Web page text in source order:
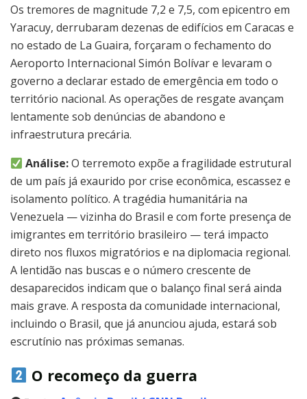
Os tremores de magnitude 7,2 e 7,5, com epicentro em
Yaracuy, derrubaram dezenas de edifícios em Caracas e
no estado de La Guaira, forçaram o fechamento do
Aeroporto Internacional Simón Bolívar e levaram o
governo a declarar estado de emergência em todo o
território nacional. As operações de resgate avançam
lentamente sob denúncias de abandono e
infraestrutura precária.
Análise:O terremoto expõe a fragilidade estrutural
de um país já exaurido por crise econômica, escassez e
isolamento político. A tragédia humanitária na
Venezuela — vizinha do Brasil e com forte presença de
imigrantes em território brasileiro — terá impacto
direto nos fluxos migratórios e na diplomacia regional.
A lentidão nas buscas e o número crescente de
desaparecidos indicam que o balanço final será ainda
mais grave. A resposta da comunidade internacional,
incluindo o Brasil, que já anunciou ajuda, estará sob
escrutínio nas próximas semanas.
O recomeço da guerra